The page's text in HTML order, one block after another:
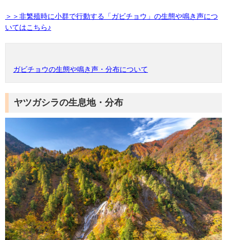
＞＞非繁殖時に小群で行動する「ガビチョウ」の生態や鳴き声につ
いてはこちら♪
ガビチョウの生態や鳴き声・分布について
ヤツガシラの生息地・分布